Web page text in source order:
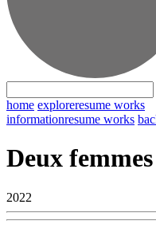
home exploreresume works
informationresume works
Deux femmes
2022